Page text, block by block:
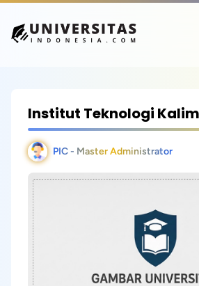
Institut Teknologi
PIC - Master Administrator